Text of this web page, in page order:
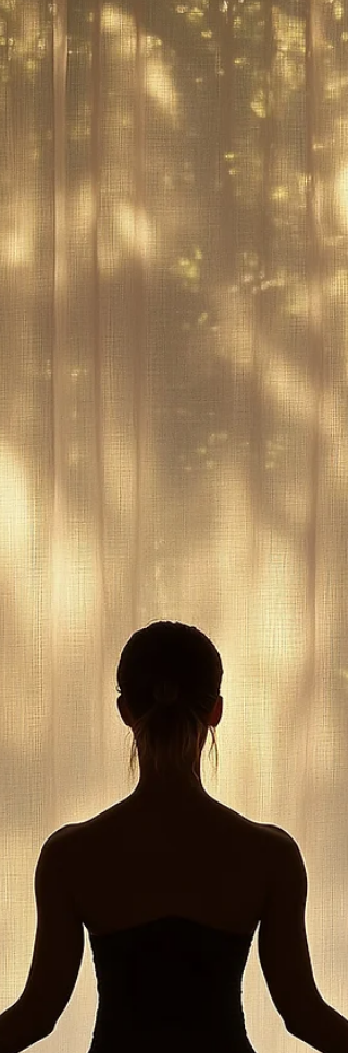
recibido un aluvión de estímulos que ni
siquiera habías pedido.